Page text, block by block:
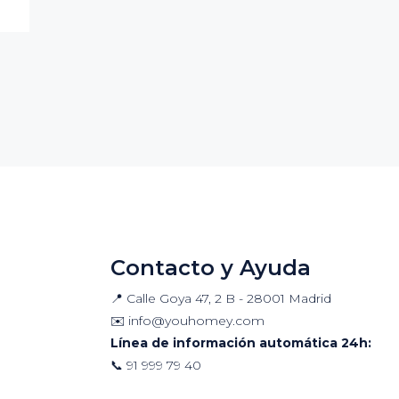
Contacto y Ayuda
📍 Calle Goya 47, 2 B - 28001 Madrid
✉️ info@youhomey.com
Línea de información automática 24h:
📞 91 999 79 40